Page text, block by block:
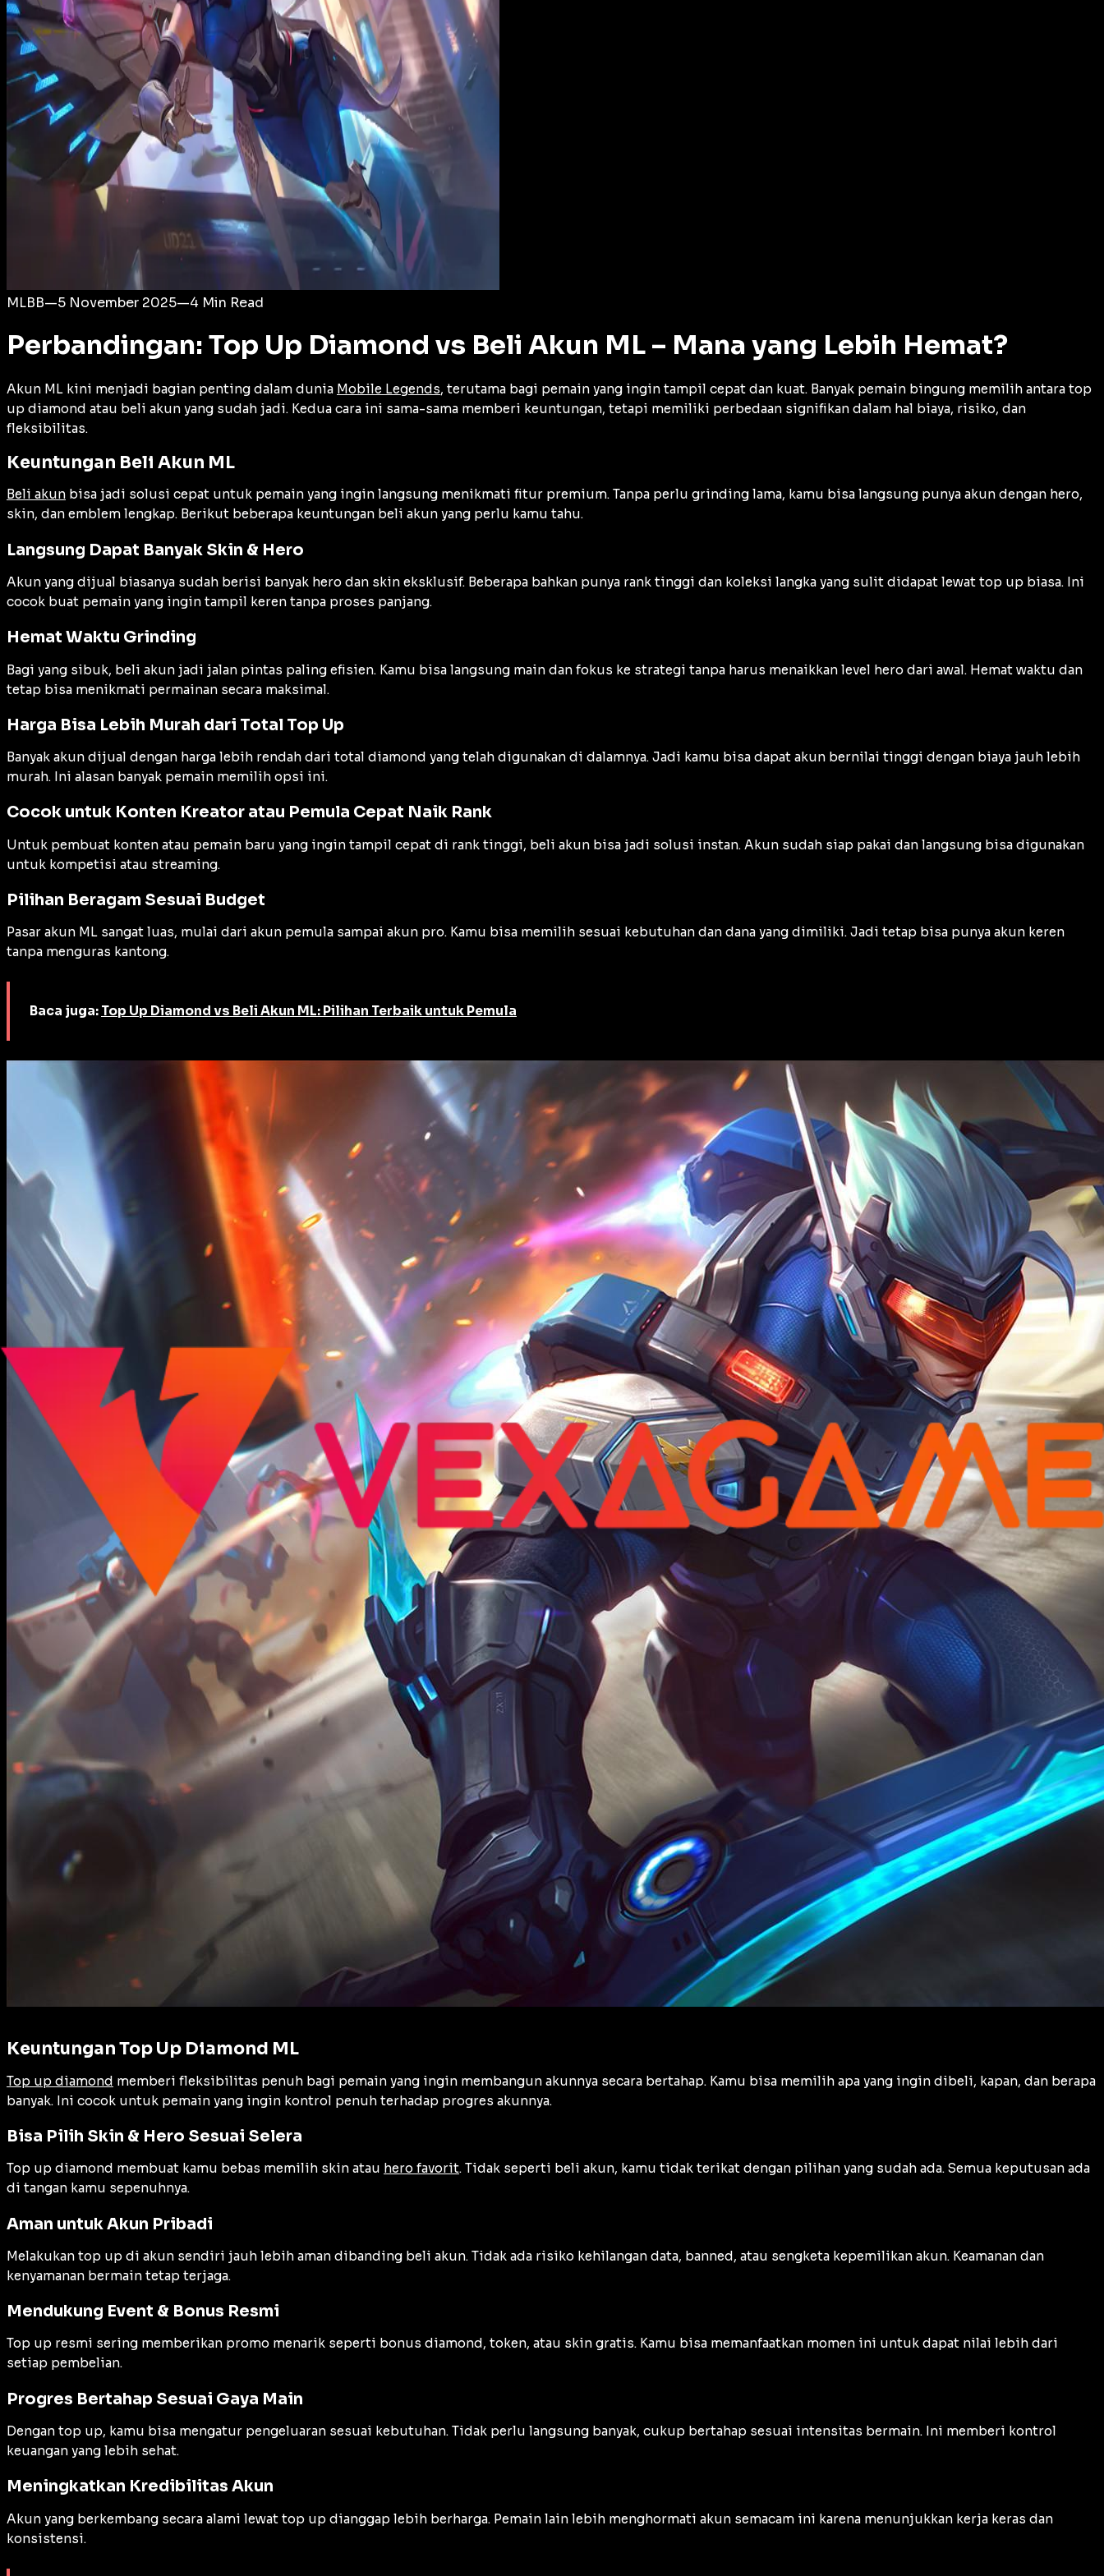
Login
MLBB—5 November 2025—4 Min Read
Perbandingan: Top Up Diamond vs Beli Akun ML – Mana yang Lebih Hemat?
Akun ML kini menjadi bagian penting dalam dunia Mobile Legends, terutama bagi pemain yang ingin tampil cepat dan kuat. Banyak pemain bingung memilih antara top
up diamond atau beli akun yang sudah jadi. Kedua cara ini sama-sama memberi keuntungan, tetapi memiliki perbedaan signifikan dalam hal biaya, risiko, dan
fleksibilitas.
Keuntungan Beli Akun ML
Beli akun bisa jadi solusi cepat untuk pemain yang ingin langsung menikmati fitur premium. Tanpa perlu grinding lama, kamu bisa langsung punya akun dengan hero,
skin, dan emblem lengkap. Berikut beberapa keuntungan beli akun yang perlu kamu tahu.
Langsung Dapat Banyak Skin & Hero
Akun yang dijual biasanya sudah berisi banyak hero dan skin eksklusif. Beberapa bahkan punya rank tinggi dan koleksi langka yang sulit didapat lewat top up biasa. Ini
cocok buat pemain yang ingin tampil keren tanpa proses panjang.
Hemat Waktu Grinding
Bagi yang sibuk, beli akun jadi jalan pintas paling efisien. Kamu bisa langsung main dan fokus ke strategi tanpa harus menaikkan level hero dari awal. Hemat waktu dan
tetap bisa menikmati permainan secara maksimal.
Harga Bisa Lebih Murah dari Total Top Up
Banyak akun dijual dengan harga lebih rendah dari total diamond yang telah digunakan di dalamnya. Jadi kamu bisa dapat akun bernilai tinggi dengan biaya jauh lebih
murah. Ini alasan banyak pemain memilih opsi ini.
Cocok untuk Konten Kreator atau Pemula Cepat Naik Rank
Untuk pembuat konten atau pemain baru yang ingin tampil cepat di rank tinggi, beli akun bisa jadi solusi instan. Akun sudah siap pakai dan langsung bisa digunakan
untuk kompetisi atau streaming.
Pilihan Beragam Sesuai Budget
Pasar akun ML sangat luas, mulai dari akun pemula sampai akun pro. Kamu bisa memilih sesuai kebutuhan dan dana yang dimiliki. Jadi tetap bisa punya akun keren
tanpa menguras kantong.
Baca juga: Top Up Diamond vs Beli Akun ML: Pilihan Terbaik untuk Pemula
Keuntungan Top Up Diamond ML
Top up diamond memberi fleksibilitas penuh bagi pemain yang ingin membangun akunnya secara bertahap. Kamu bisa memilih apa yang ingin dibeli, kapan, dan berapa
banyak. Ini cocok untuk pemain yang ingin kontrol penuh terhadap progres akunnya.
Bisa Pilih Skin & Hero Sesuai Selera
Top up diamond membuat kamu bebas memilih skin atau hero favorit. Tidak seperti beli akun, kamu tidak terikat dengan pilihan yang sudah ada. Semua keputusan ada
di tangan kamu sepenuhnya.
Aman untuk Akun Pribadi
Melakukan top up di akun sendiri jauh lebih aman dibanding beli akun. Tidak ada risiko kehilangan data, banned, atau sengketa kepemilikan akun. Keamanan dan
kenyamanan bermain tetap terjaga.
Mendukung Event & Bonus Resmi
Top up resmi sering memberikan promo menarik seperti bonus diamond, token, atau skin gratis. Kamu bisa memanfaatkan momen ini untuk dapat nilai lebih dari
setiap pembelian.
Progres Bertahap Sesuai Gaya Main
Dengan top up, kamu bisa mengatur pengeluaran sesuai kebutuhan. Tidak perlu langsung banyak, cukup bertahap sesuai intensitas bermain. Ini memberi kontrol
keuangan yang lebih sehat.
Meningkatkan Kredibilitas Akun
Akun yang berkembang secara alami lewat top up dianggap lebih berharga. Pemain lain lebih menghormati akun semacam ini karena menunjukkan kerja keras dan
konsistensi.